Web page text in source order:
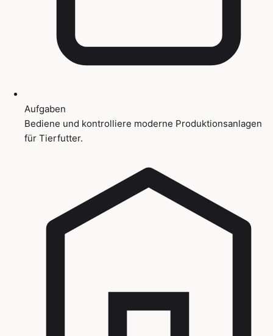
Aufgaben
Bediene und kontrolliere moderne Produktionsanlagen
für Tierfutter.